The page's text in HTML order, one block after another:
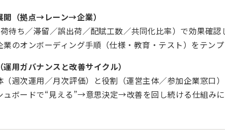
（拠点→レーン→企業）
待ち／滞留／誤出荷／配賦工数／共同化比率）で効果確
業のオンボーディング手順（仕様・教育・テスト）をテン
用ガバナンスと改善サイクル）
（週次運用／月次評価）と役割（運営主体／参加企業窓口
ュボードで“見える”→意思決定→改善を回し続ける仕組み